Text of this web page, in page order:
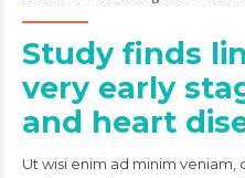
Study finds
very early
and heart
Ut wisi enim ad minim veniam,